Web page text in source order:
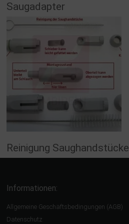
Saugadapter
Reinigung Saughandstücke
Informationen:
Allgemeine Geschäftsbedingungen (AGB)
Datenschutz